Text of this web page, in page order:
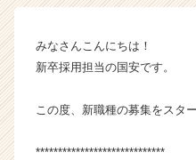
ー・
長
業
ら
みなさんこんにちは！
新卒採用担当の国安です。
この度、新職種の募集をスタ
*****************************